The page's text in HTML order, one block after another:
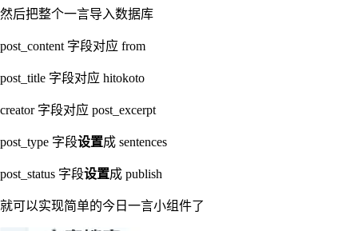
然后把整个一言导入数据库
post_content 字段对应 from
post_title 字段对应 hitokoto
creator 字段对应 post_excerpt
post_type 字段设置成 sentences
post_status 字段设置成 publish
就可以实现简单的今日一言小组件了